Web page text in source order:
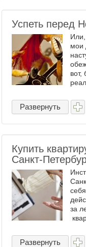
Успеть перед
мои
Развернуть
Купить
Санкт-
за
Развернуть